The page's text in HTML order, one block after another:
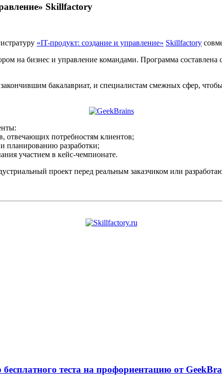
Skillfactory
«IT-продукт: создание и управление» Skillfactory
на бизнес и управление командами. Программа
бакалавриат, и специалистам смежных сфер,
отвечающих потребностям клиентов;
планированию разработки;
участием в кейс-чемпионате.
проект перед реальным заказчиком или
теста на профориентацию от